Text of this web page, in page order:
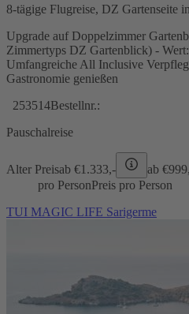
8-tägige Flugreise, DZ Gartenseite
Upgrade auf Doppelzimmer
Zimmertyps DZ Gartenblick) -
Umfangreiche All Inclusive
Gastronomie genießen
253514Bestellnr.:
Pauschalreise
Alter Preisab €1.333,- ab €
pro PersonPreis pro Person
TUI MAGIC LIFE Sarigerme